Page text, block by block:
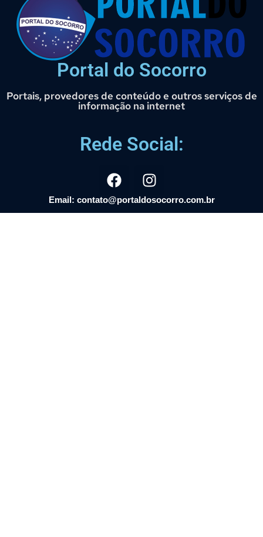
Portal do Socorro
Portais, provedores de conteúdo e outros serviços de
informação na internet
Rede Social:
Email: contato@portaldosocorro.com.br